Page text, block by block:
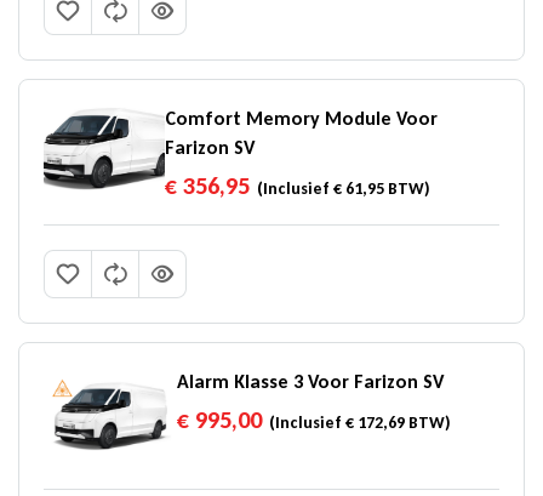
Comfort Memory Module Voor
Farizon SV
€ 356,95 (Inclusief€ 61,95 BTW)
Alarm Klasse 3 Voor Farizon SV
€ 995,00(Inclusief € 172,69 BTW)